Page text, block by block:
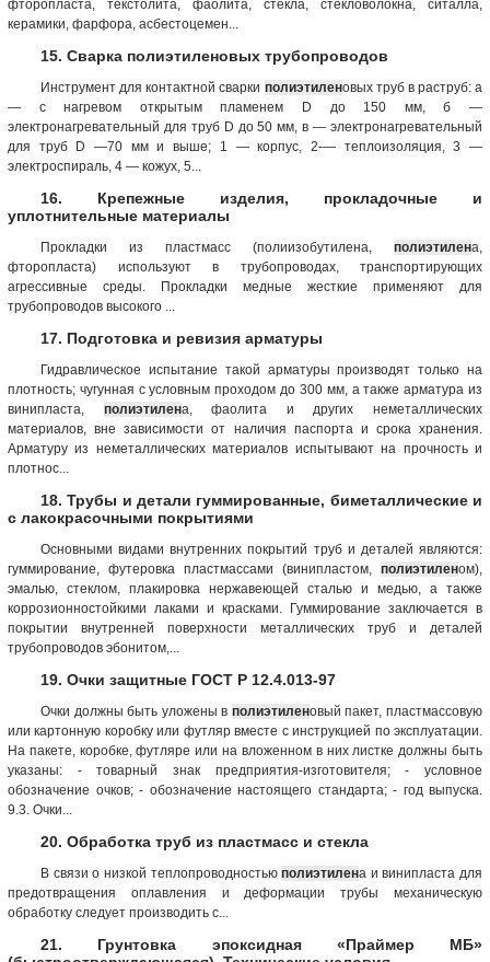
фторопласта, текстолита, фаолита, стекла, стекловолокна, ситалла,
керамики, фарфора, асбестоцемен...
15. Сварка полиэтиленовых трубопроводов
Инструмент для контактной сварки полиэтиленовых труб в раструб: а
— с нагревом открытым пламенем D до 150 мм, б —
электронагревательный для труб D до 50 мм, в — электронагревательный
для труб D —70 мм и выше; 1 — корпус, 2-— теплоизоляция, 3 —
электроспираль, 4 — кожух, 5...
16. Крепежные изделия, прокладочные и
уплотнительные материалы
Прокладки из пластмасс (полиизобутилена, полиэтилена,
фторопласта) используют в трубопроводах, транспортирующих
агрессивные среды. Прокладки медные жесткие применяют для
трубопроводов высокого ...
17. Подготовка и ревизия арматуры
Гидравлическое испытание такой арматуры производят только на
плотность; чугунная с условным проходом до 300 мм, а также арматура из
винипласта, полиэтилена, фаолита и других неметаллических
материалов, вне зависимости от наличия паспорта и срока хранения.
Арматуру из неметаллических материалов испытывают на прочность и
плотнос...
18. Трубы и детали гуммированные, биметаллические и
с лакокрасочными покрытиями
Основными видами внутренних покрытий труб и деталей являются:
гуммирование, футеровка пластмассами (винипластом, полиэтиленом),
эмалью, стеклом, плакировка нержавеющей сталью и медью, а также
коррозионностойкими лаками и красками. Гуммирование заключается в
покрытии внутренней поверхности металлических труб и деталей
трубопроводов эбонитом,...
19. Очки защитные ГОСТ Р 12.4.013-97
Очки должны быть уложены в полиэтиленовый пакет, пластмассовую
или картонную коробку или футляр вместе с инструкцией по эксплуатации.
На пакете, коробке, футляре или на вложенном в них листке должны быть
указаны: - товарный знак предприятия-изготовителя; - условное
обозначение очков; - обозначение настоящего стандарта; - год выпуска.
9.3. Очки...
20. Обработка труб из пластмасс и стекла
В связи о низкой теплопроводностьюполиэтилена и винипласта для
предотвращения оплавления и деформации трубы механическую
обработку следует производить с...
21. Грунтовка эпоксидная «Праймер МБ»